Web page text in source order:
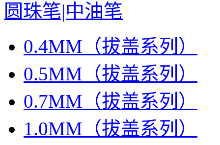
圆珠笔|中油笔
0.4MM（拔盖系列）
0.5MM（拔盖系列）
0.7MM（拔盖系列）
1.0MM（拔盖系列）